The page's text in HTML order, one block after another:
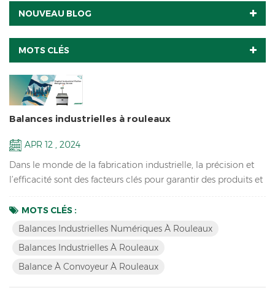
NOUVEAU BLOG
MOTS CLÉS
Balances industrielles à rouleaux
APR 12 , 2024
Dans le monde de la fabrication industrielle, la précision et
l’efficacité sont des facteurs clés pour garantir des produits et
rôle crucial dans cet environnement est la balance
industrielle à rouleaux. Les balances industrielles à rouleaux
précision les objets lourds et volumineux ...
MOTS CLÉS :
Balances Industrielles Numériques À Rouleaux
Balances Industrielles À Rouleaux
Balance À Convoyeur À Rouleaux